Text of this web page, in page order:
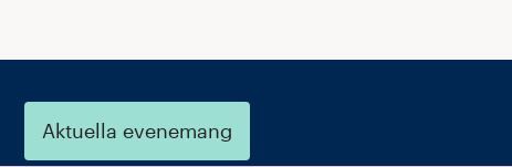
Aktuella evenemang